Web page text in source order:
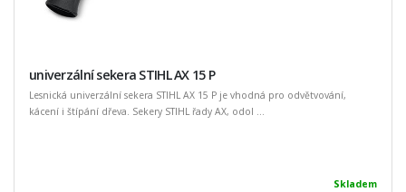
univerzální sekera STIHL AX 15 P
Lesnická univerzální sekera STIHL AX 15 P je vhodná pro odvětvování,
kácení i štípání dřeva. Sekery STIHL řady AX, odol ...
Skladem